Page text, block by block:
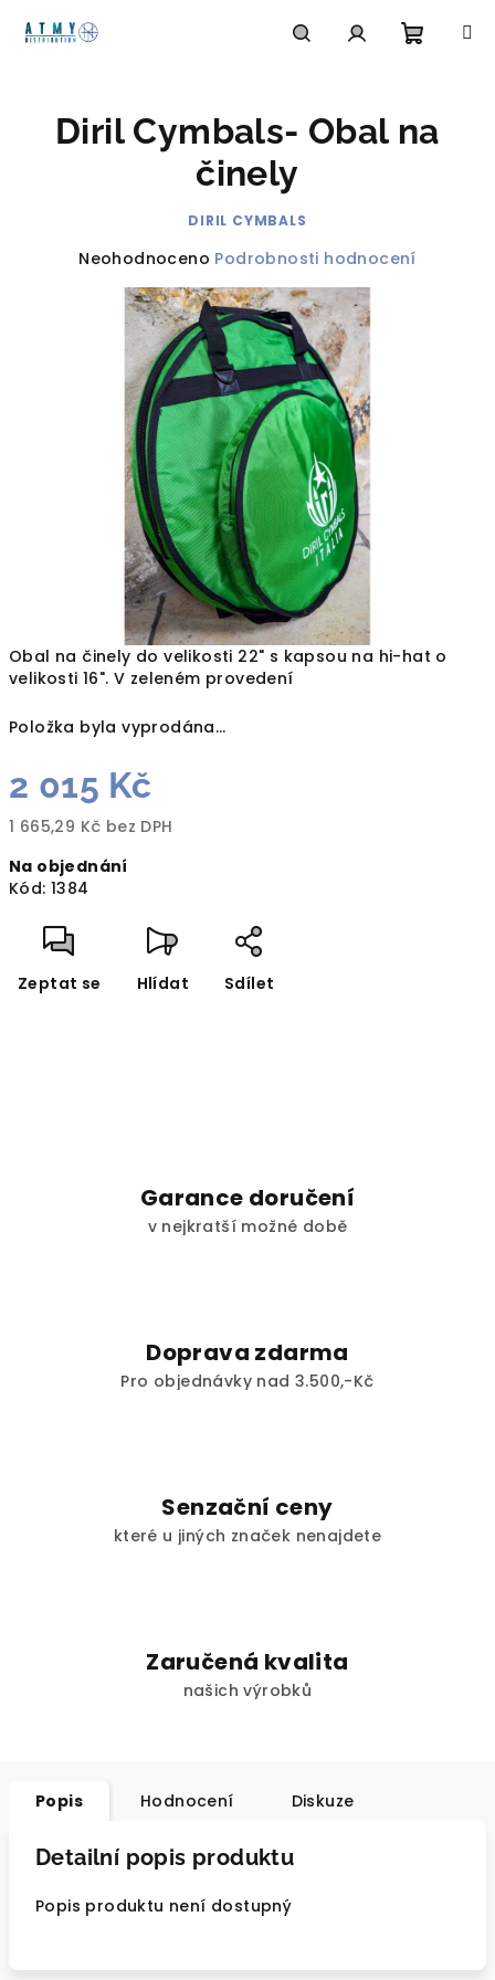
košík
Obal na činely do velikosti 22" s kapsou na hi-hat o
velikosti 16". V zeleném provedení
Položka byla vyprodána…
2 015 Kč
1 665,29 Kč bez DPH
cena:
Na objednání
Kód: 1384
Zeptat se Hlídat Sdílet
Diril Cymbals- Obal na
činely
DIRIL CYMBALS
Průměrné
produktu
hvězdiček.
Neohodnoceno Podrobnosti hodnocení
Garance doručení
v nejkratší možné době
Doprava zdarma
Pro objednávky nad 3.500,-Kč
Senzační ceny
které u jiných značek nenajdete
Zaručená kvalita
našich výrobků
Popis Hodnocení Diskuze
Detailní popis produktu
Popis produktu není dostupný